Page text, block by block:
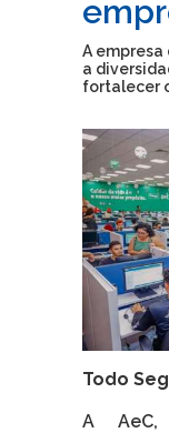
A
a
fortalecer
Todo
A